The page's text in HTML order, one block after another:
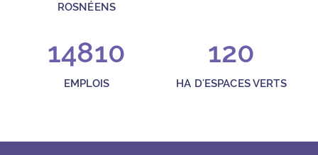
ROSNÉENS
14810
EMPLOIS
120
HA D'ESPACES VERTS